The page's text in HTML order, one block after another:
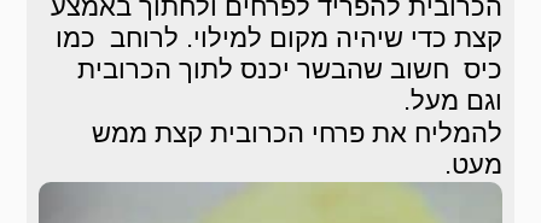
הכרובית להפריד לפרחים ולחתוך באמצע
קצת כדי שיהיה מקום למילוי. לרוחב כמו
כיס חשוב שהבשר יכנס לתוך הכרובית
וגם מעל.
להמליח את פרחי הכרובית קצת ממש
מעט.